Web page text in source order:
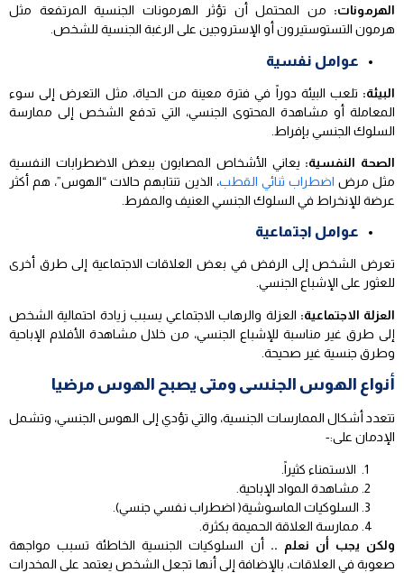
الهرمونات: من المحتمل أن تؤثر الهرمونات الجنسية المرتفعة مثل
هرمون التستوستيرون أو الإستروجين على الرغبة الجنسية للشخص.
عوامل نفسية
البيئة: تلعب البيئة دوراً في فترة معينة من الحياة، مثل التعرض إلى سوء
المعاملة أو مشاهدة المحتوى الجنسي، التي تدفع الشخص إلى ممارسة
السلوك الجنسي بإفراط.
الصحة النفسية: يعاني الأشخاص المصابون ببعض الاضطرابات النفسية
مثل مرض اضطراب ثنائي القطب، الذين تنتابهم حالات “الهوس”، هم أكثر
عرضة للإنخراط في السلوك الجنسي العنيف والمفرط.
عوامل اجتماعية
تعرض الشخص إلى الرفض في بعض العلاقات الاجتماعية إلى طرق أخرى
للعثور على الإشباع الجنسي.
العزلة الاجتماعية: العزلة والرهاب الاجتماعي يسبب زيادة احتمالية الشخص
إلى طرق غير مناسبة للإشباع الجنسي، من خلال مشاهدة الأفلام الإباحية
وطرق جنسية غير صحيحة.
أنواع الهوس الجنسى ومتى يصبح الهوس مرضيا
تتعدد أشكال الممارسات الجنسية، والتي تؤدي إلى الهوس الجنسي، وتشمل
الإدمان على:-
الاستمناء كثيراً.
مشاهدة المواد الإباحية.
السلوكيات الماسوشية( اضطراب نفسي جنسي).
ممارسة العلاقة الحميمة بكثرة.
ولكن يجب أن نعلم .. أن السلوكيات الجنسية الخاطئة تسبب مواجهة
صعوبة في العلاقات، بالإضافة إلى أنها تجعل الشخص يعتمد على المخدرات